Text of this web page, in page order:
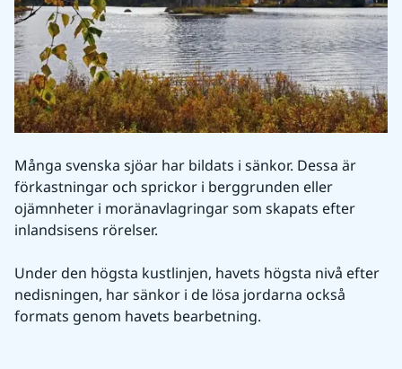
Många svenska sjöar har bildats i sänkor. Dessa är
förkastningar och sprickor i berggrunden eller
ojämnheter i moränavlagringar som skapats efter
inlandsisens rörelser.
Under den högsta kustlinjen, havets högsta nivå efter
nedisningen, har sänkor i de lösa jordarna också
formats genom havets bearbetning.